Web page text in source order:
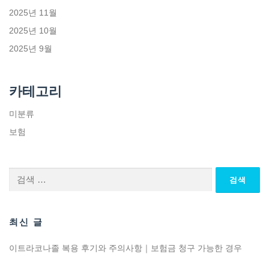
2025년 11월
2025년 10월
2025년 9월
카테고리
미분류
보험
최신 글
이트라코나졸 복용 후기와 주의사항｜보험금 청구 가능한 경우